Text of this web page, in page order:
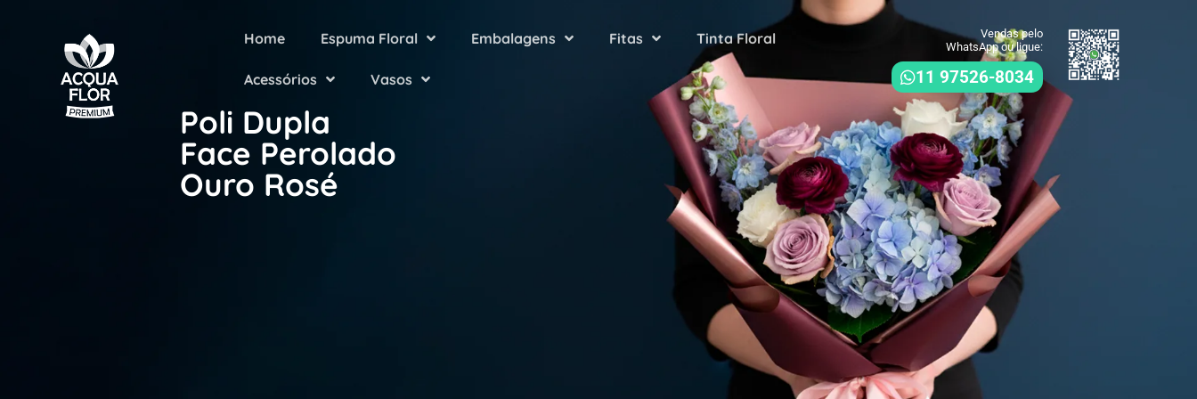
Home Espuma Floral Embalagens Fitas Tinta Floral
Acessórios Vasos
Vendas pelo
WhatsApp ou ligue:
11 97526-8034
Poli Dupla
Face Perolado
Ouro Rosé